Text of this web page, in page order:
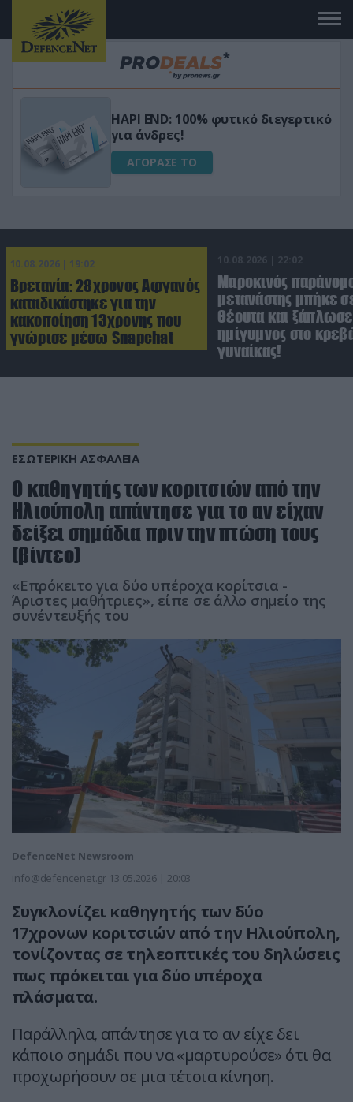
Μεταμόρφωσε τον κήπο σου με το
Ultra Box Μίνι Αλυσοπρίονο με
μπαταρία λιθίου
ΑΓΟΡΑΣΕ ΤΟ
10.08.2026 | 19:02
Βρετανία: 28χρονος Αφγανός
καταδικάστηκε για την
κακοποίηση 13χρονης που
γνώρισε μέσω Snapchat
10.08.2026 | 22:02
Μαροκινός
μετανάστης μπήκε
Θέουτα και ξάπλωσε
ημίγυμνος στο
γυναίκας!
ΕΣΩΤΕΡΙΚΗ ΑΣΦΑΛΕΙΑ
Ο καθηγητής των κοριτσιών από την
Ηλιούπολη απάντησε για το αν είχαν
δείξει σημάδια πριν την πτώση τους
(βίντεο)
«Επρόκειτο για δύο υπέροχα κορίτσια -
Άριστες μαθήτριες», είπε σε άλλο σημείο της
συνέντευξής του
DefenceNet Newsroom
info@defencenet.gr 13.05.2026 | 20:03
Συγκλονίζει καθηγητής των δύο
17χρονων κοριτσιών από την Ηλιούπολη,
τονίζοντας σε τηλεοπτικές του δηλώσεις
πως πρόκειται για δύο υπέροχα
πλάσματα.
Παράλληλα, απάντησε για το αν είχε δει
κάποιο σημάδι που να «μαρτυρούσε» ότι θα
προχωρήσουν σε μια τέτοια κίνηση.